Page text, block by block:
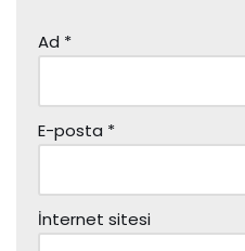
Ad *
E-posta *
İnternet sitesi